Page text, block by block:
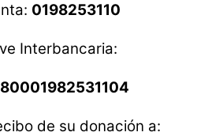
0198253110
Interbancaria:
de su donación a: